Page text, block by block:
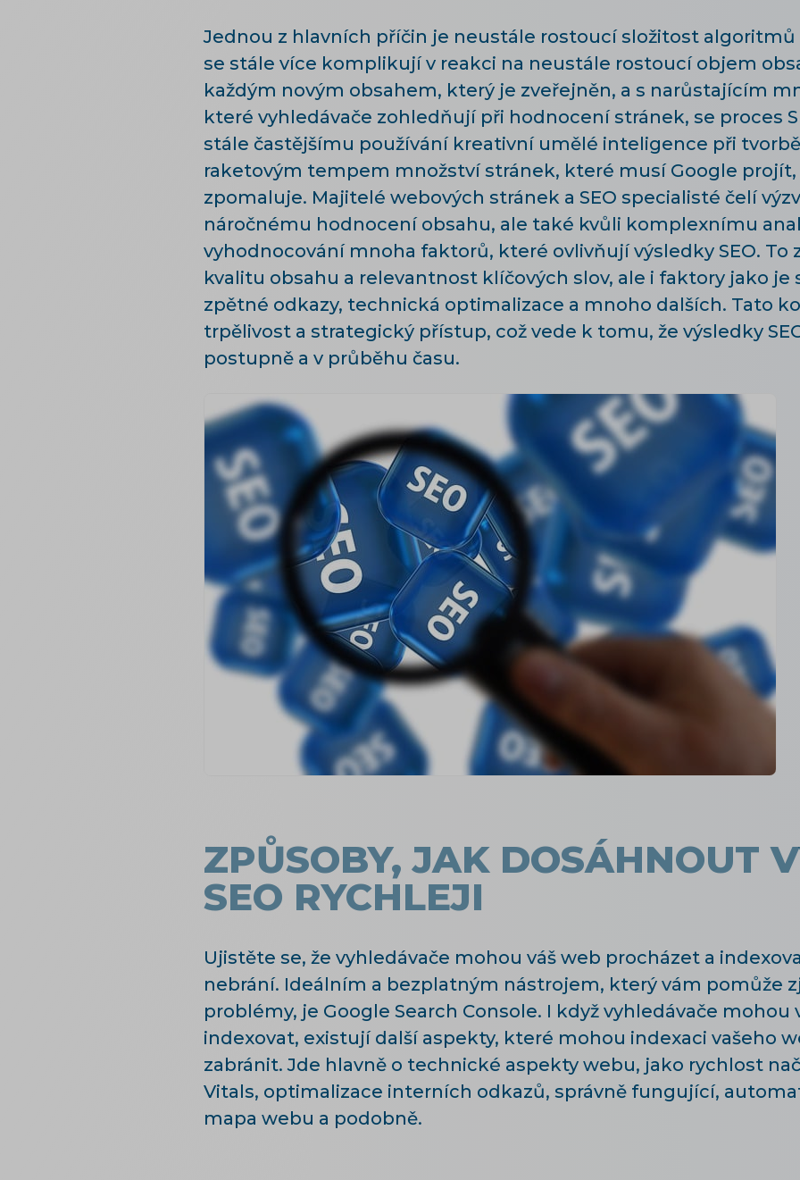
Jednou z hlavních příčin je neustále rostoucí složitost algoritmů
se stále více komplikují v reakci na neustále rostoucí objem
každým novým obsahem, který je zveřejněn, a s narůstajícím
které vyhledávače zohledňují při hodnocení stránek, se proces
stále častějšímu používání kreativní umělé inteligence při
raketovým tempem množství stránek, které musí Google
zpomaluje. Majitelé webových stránek a SEO specialisté čelí
náročnému hodnocení obsahu, ale také kvůli komplexnímu
vyhodnocování mnoha faktorů, které ovlivňují výsledky SEO. To
kvalitu obsahu a relevantnost klíčových slov, ale i faktory jako
zpětné odkazy, technická optimalizace a mnoho dalších. Tato
trpělivost a strategický přístup, což vede k tomu, že výsledky
postupně a v průběhu času.
ZPŮSOBY, JAK DOSÁHNOUT
SEO RYCHLEJI
Ujistěte se, že vyhledávače mohou váš web procházet a
nebrání. Ideálním a bezplatným nástrojem, který vám pomůže
problémy, je Google Search Console. I když vyhledávače mohou
indexovat, existují další aspekty, které mohou indexaci vašeho
zabránit. Jde hlavně o technické aspekty webu, jako rychlost
Vitals, optimalizace interních odkazů, správně fungující,
mapa webu a podobně.